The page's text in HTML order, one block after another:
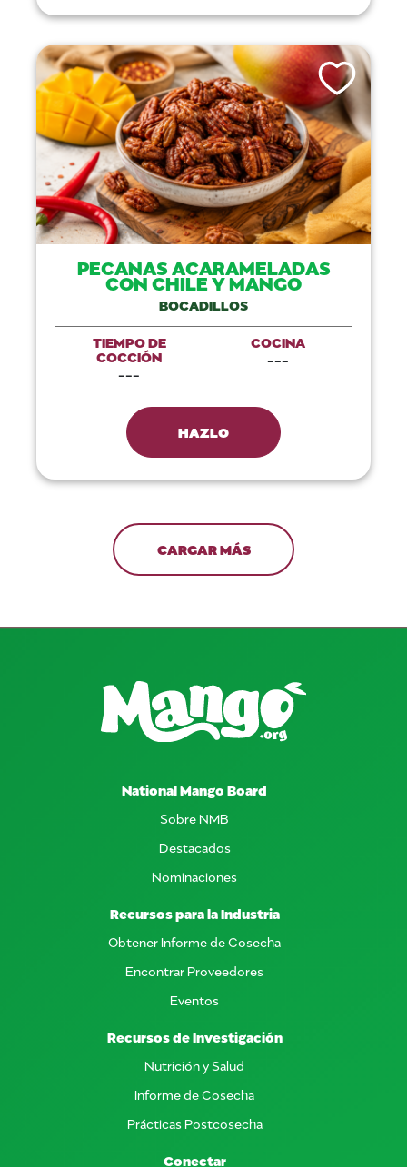
Like This
PECANAS ACARAMELADAS
CON CHILE Y MANGO
BOCADILLOS
TIEMPO DE
COCCIÓN
---
COCINA
---
HAZLO
CARGAR MÁS
National Mango Board
Sobre NMB
Destacados
Nominaciones
Recursos para la Industria
Obtener Informe de Cosecha
Encontrar Proveedores
Eventos
Recursos de Investigación
Nutrición y Salud
Informe de Cosecha
Prácticas Postcosecha
Conectar